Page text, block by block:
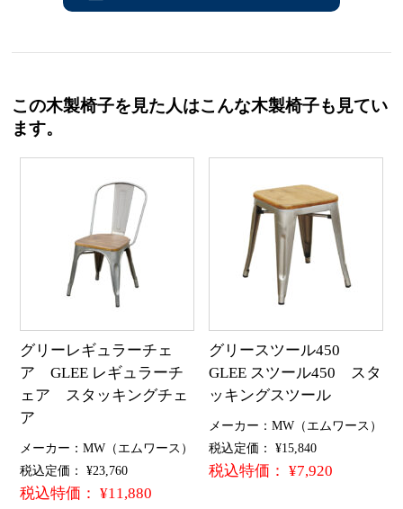
この木製椅子を見た人はこんな木製椅子も見てい
ます。
グリーレギュラーチェ
ア GLEE レギュラーチ
ェア スタッキングチェ
ア
メーカー：MW（エムワース）
税込定価： ¥23,760
税込特価： ¥11,880
グリースツール450
GLEE スツール450 スタ
ッキングスツール
メーカー：MW（エムワース）
税込定価： ¥15,840
税込特価： ¥7,920